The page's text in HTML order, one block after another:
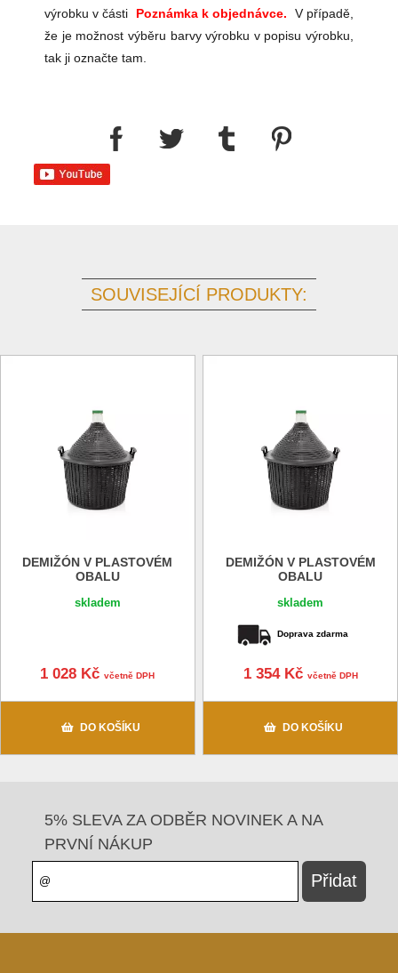
výrobku v části Poznámka k objednávce.
V případě,
že je možnost výběru barvy výrobku v popisu výrobku,
tak ji označte tam.
SOUVISEJÍCÍ PRODUKTY:
DEMIŽÓN V PLASTOVÉM
OBALU
skladem
1 028 Kčvčetně DPH
DO KOŠÍKU
DEMIŽÓN V PLASTOVÉM
OBALU
skladem
Doprava zdarma
1 354 Kč včetně DPH
DO KOŠÍKU
5% SLEVA ZA ODBĚR NOVINEK A NA
PRVNÍ NÁKUP